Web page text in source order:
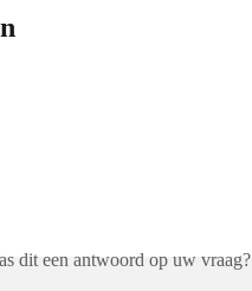
dit een antwoord op uw vraag?